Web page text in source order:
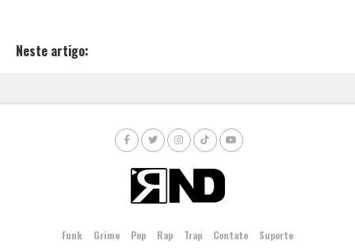
Neste artigo:
Funk Grime Pop Rap Trap Contato Suporte